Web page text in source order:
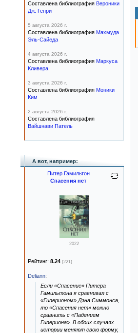
Составлена библиография Вероники
Дж. Генри
5 августа 2026 г.
Составлена библиография Махмуда
Эль-Сайеда
4 августа 2026 г.
Составлена библиография Маркуса
Кливера
3 августа 2026 г.
Составлена библиография Моники
Ким
2 августа 2026 г.
Составлена библиография
Вайшнави Патель
А вот, например:
Питер Гамильтон
Спасения нет
2022
Рейтинг: 8.24 (221)
Deliann:
Если «Спасение» Питера
Гамильтона я сравнивал с
«Гиперионом» Дэна Симмонса,
то «Спасения нет» можно
сравнить с «Падением
Гипериона». В обоих случаях
истории меняют свою форму,